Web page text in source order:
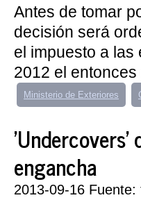
Antes de tomar
decisión será
el impuesto a las
2012 el
Ministerio de Exteriores
'Undercovers'
engancha
2013-09-16 Fuente: